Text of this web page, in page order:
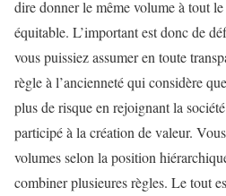
dire donner le même volume à tout
équitable. L’important est donc de
vous puissiez assumer en toute
règle à l’ancienneté qui considère
plus de risque en rejoignant la
participé à la création de valeur.
volumes selon la position
combiner plusieures règles. Le tout